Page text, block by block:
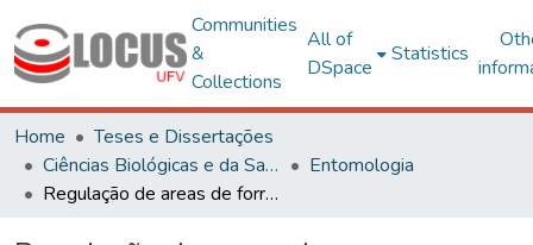
Communities
&
Collections
All of
DSpace
Statistics
Home
Teses e Dissertações
Ciências Biológicas e da Saúde
Entomologia
Regulação de areas de forrageamento e estruturação de comunidades de cupins